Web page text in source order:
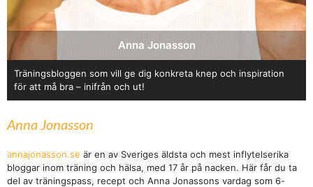
Anna Jonasson
Träningsbloggen som vill ge dig konkreta knep och inspiration
för att må bra – inifrån och ut!
Anna Jonasson
annajonasson.se är en av Sveriges äldsta och mest inflytelserika
bloggar inom träning och hälsa, med 17 år på nacken. Här får du ta
del av träningspass, recept och Anna Jonassons vardag som 6-